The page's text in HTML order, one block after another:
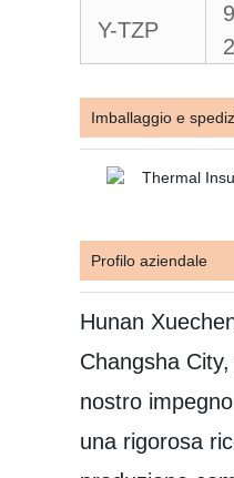
Y-TZP
Imballaggio e
Profilo aziendale
Hunan
Changsha
nostro
una rigorosa